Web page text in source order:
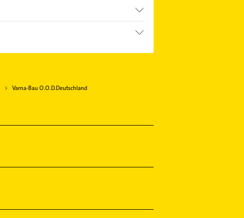
Varna-Bau O.O.D.Deutschland